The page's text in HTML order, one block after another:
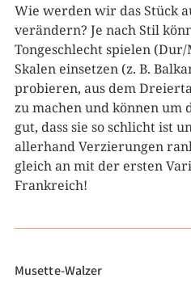
Wie werden wir das Stück
verändern? Je nach Stil
Tongeschlecht spielen
Skalen einsetzen (z. B.
probieren, aus dem
zu machen und können um
gut, dass sie so schlicht ist
allerhand Verzierungen
gleich an mit der ersten
Frankreich!
Musette-Walzer